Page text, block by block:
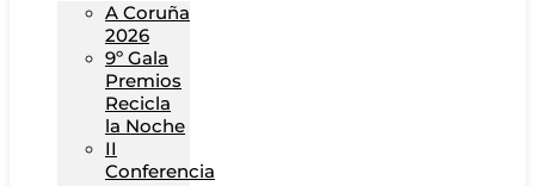
A Coruña
2026
9º Gala
Premios
Recicla
la Noche
II
Conferencia